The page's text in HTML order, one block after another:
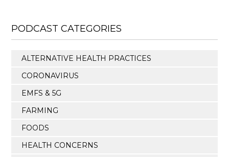
PODCAST CATEGORIES
ALTERNATIVE HEALTH PRACTICES
CORONAVIRUS
EMFS & 5G
FARMING
FOODS
HEALTH CONCERNS